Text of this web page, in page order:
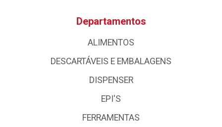
Departamentos
ALIMENTOS
DESCARTÁVEIS E EMBALAGENS
DISPENSER
EPI'S
FERRAMENTAS